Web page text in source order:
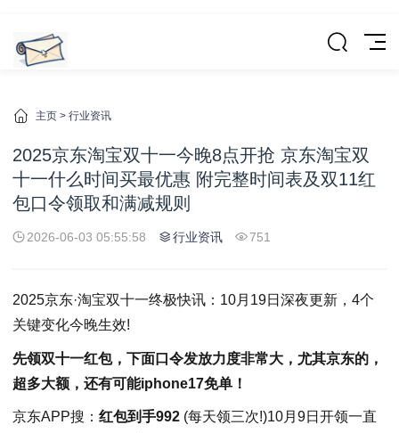
主页 > 行业资讯
2025京东淘宝双十一今晚8点开抢 京东淘宝双
十一什么时间买最优惠 附完整时间表及双11红
包口令领取和满减规则
2026-06-03 05:55:58 行业资讯 751
2025京东·淘宝双十一终极快讯：10月19日深夜更新，4个
关键变化今晚生效!
先领双十一红包，下面口令发放力度非常大，尤其京东的，
超多大额，还有可能iphone17免单！
京东APP搜： 红包到手992 (每天领三次!)10月9日开领一直